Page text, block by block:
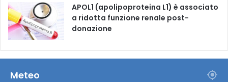
APOL1 (apolipoproteina L1) è associato
a ridotta funzione renale post-
donazione
Meteo